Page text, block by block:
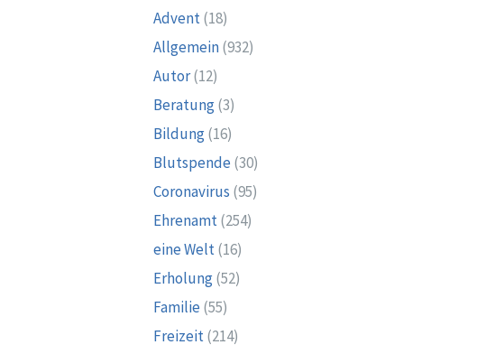
Advent(18)
Allgemein(932)
Autor(12)
Beratung(3)
Bildung(16)
Blutspende (30)
Coronavirus (95)
Ehrenamt(254)
eine Welt(16)
Erholung(52)
Familie (55)
Freizeit(214)